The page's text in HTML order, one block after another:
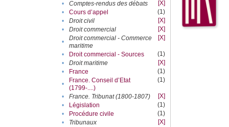
•
Comptes-rendus des débats
[X]
•
Cours d’appel
(1)
•
Droit civil
[X]
•
Droit commercial
[X]
•
Droit commercial - Commerce
maritime
[X]
• Droit commercial - Sources
(1)
•
Droit maritime
[X]
•
France
(1)
•
France. Conseil d’Etat
(1799-....)
(1)
• France. Tribunat (1800-1807)
[X]
•
Législation
(1)
•
Procédure civile
(1)
•
Tribunaux
[X]